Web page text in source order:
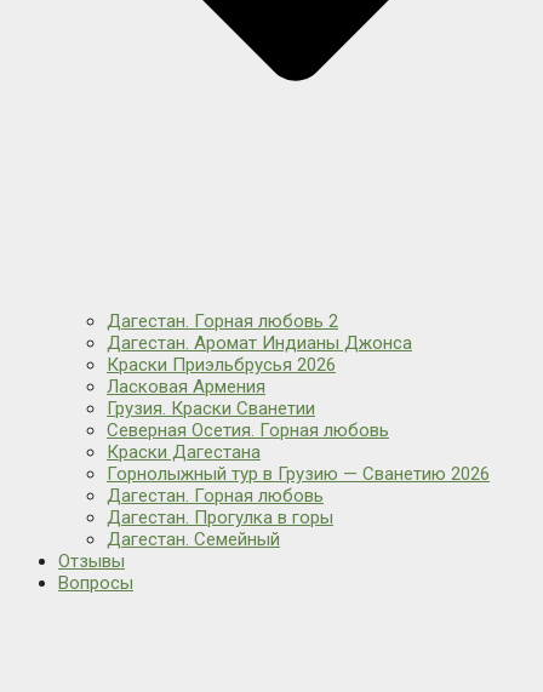
Дагестан. Горная любовь 2
Дагестан. Аромат Индианы Джонса
Краски Приэльбрусья 2026
Ласковая Армения
Грузия. Краски Сванетии
Северная Осетия. Горная любовь
Краски Дагестана
Горнолыжный тур в Грузию — Сванетию 2026
Дагестан. Горная любовь
Дагестан. Прогулка в горы
Дагестан. Семейный
Отзывы
Вопросы